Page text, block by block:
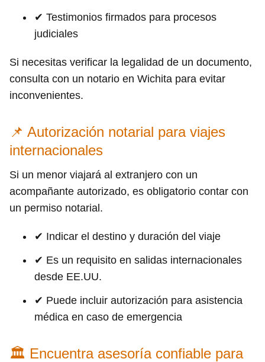
✔ Testimonios firmados para procesos
judiciales
Si necesitas verificar la legalidad de un documento,
consulta con un notario en Wichita para evitar
inconvenientes.
📌 Autorización notarial para viajes
internacionales
Si un menor viajará al extranjero con un
acompañante autorizado, es obligatorio contar con
un permiso notarial.
✔ Indicar el destino y duración del viaje
✔ Es un requisito en salidas internacionales
desde EE.UU.
✔ Puede incluir autorización para asistencia
médica en caso de emergencia
🏛 Encuentra asesoría confiable para